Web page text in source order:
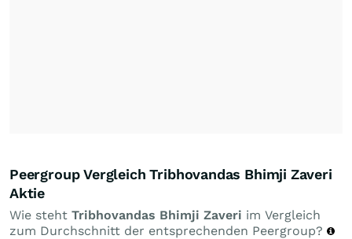
Peergroup Vergleich Tribhovandas Bhimji Zaveri
Aktie
Wie steht Tribhovandas Bhimji Zaveri im Vergleich
zum Durchschnitt der entsprechenden Peergroup?